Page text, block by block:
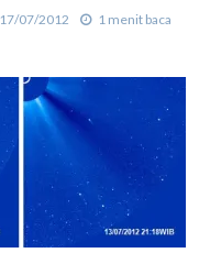
17/07/2012 1 menit baca